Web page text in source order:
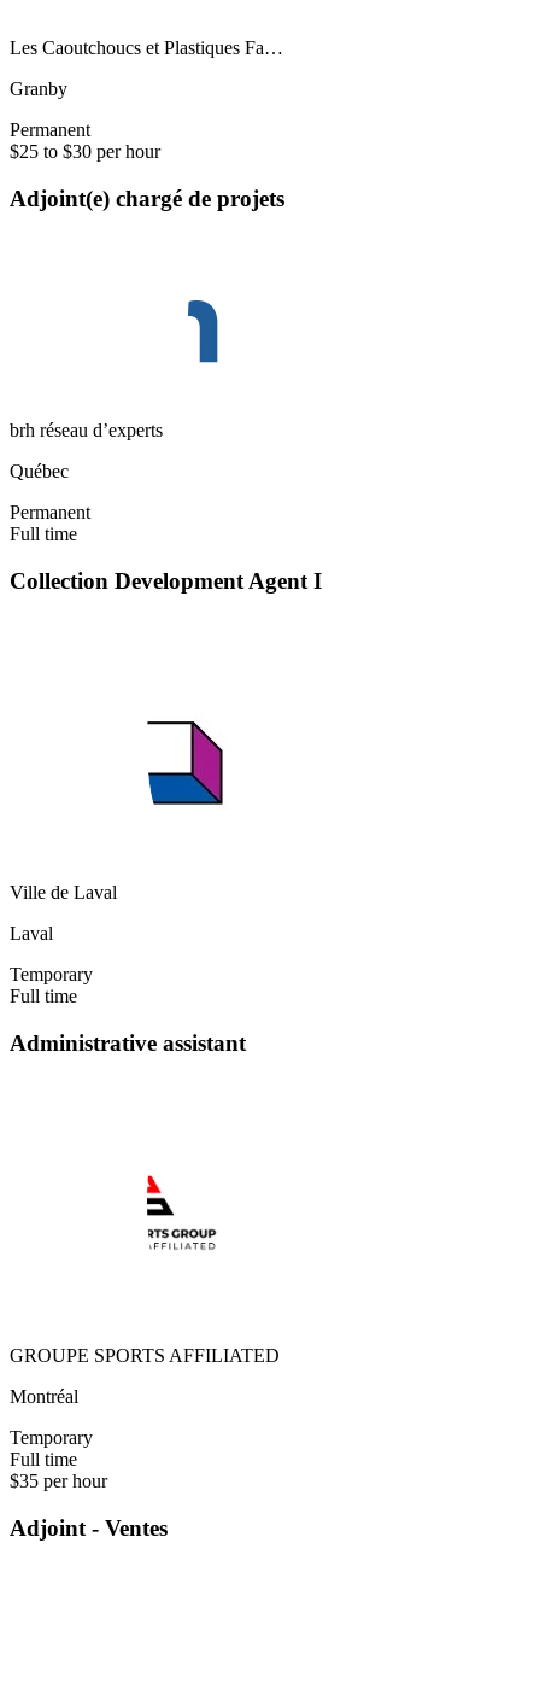
Les Caoutchoucs et Plastiques Fa…
Granby
Permanent
$25 to $30 per hour
Adjoint(e) chargé de projets
brh réseau d’experts
Québec
Permanent
Full time
Collection Development Agent I
Ville de Laval
Laval
Temporary
Full time
Administrative assistant
GROUPE SPORTS AFFILIATED
Montréal
Temporary
Full time
$35 per hour
Adjoint - Ventes